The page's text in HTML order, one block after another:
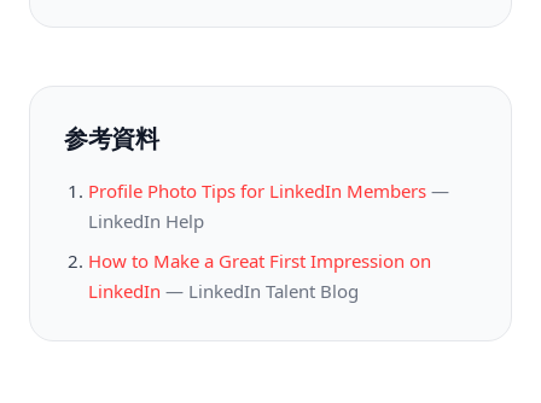
参考資料
Profile Photo Tips for LinkedIn Members —
LinkedIn Help
How to Make a Great First Impression on
LinkedIn — LinkedIn Talent Blog